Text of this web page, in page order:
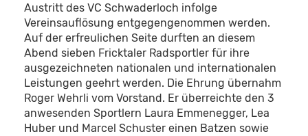
Austritt des VC Schwaderloch infolge
Vereinsauflösung entgegengenommen werden.
Auf der erfreulichen Seite durften an diesem
Abend sieben Fricktaler Radsportler für ihre
ausgezeichneten nationalen und internationalen
Leistungen geehrt werden. Die Ehrung übernahm
Roger Wehrli vom Vorstand. Er überreichte den 3
anwesenden Sportlern Laura Emmenegger, Lea
Huber und Marcel Schuster einen Batzen sowie